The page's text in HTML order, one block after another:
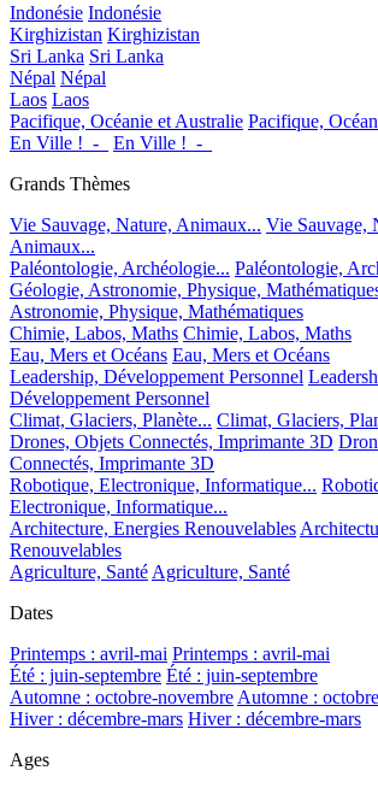
Indonésie Indonésie
Kirghizistan Kirghizistan
Sri Lanka Sri Lanka
Népal Népal
Laos Laos
Pacifique, Océanie et Australie Pacifique,
En Ville !_-_
En Ville !_-_
Grands Thèmes
Vie Sauvage, Nature, Animaux... Vie Sauvage,
Animaux...
Paléontologie, Archéologie... Paléontologie,
Géologie, Astronomie, Physique,
Astronomie, Physique, Mathématiques
Chimie, Labos, Maths Chimie, Labos, Maths
Eau, Mers et Océans Eau, Mers et Océans
Leadership, Développement Personnel
Développement Personnel
Climat, Glaciers, Planète... Climat, Glaciers,
Drones, Objets Connectés, Imprimante 3D
Connectés, Imprimante 3D
Robotique, Electronique, Informatique...
Electronique, Informatique...
Architecture, Energies Renouvelables
Renouvelables
Agriculture, Santé Agriculture, Santé
Dates
Printemps : avril-mai Printemps : avril-mai
Été : juin-septembre Été : juin-septembre
Automne : octobre-novembre Automne :
Hiver : décembre-mars Hiver : décembre-mars
Ages